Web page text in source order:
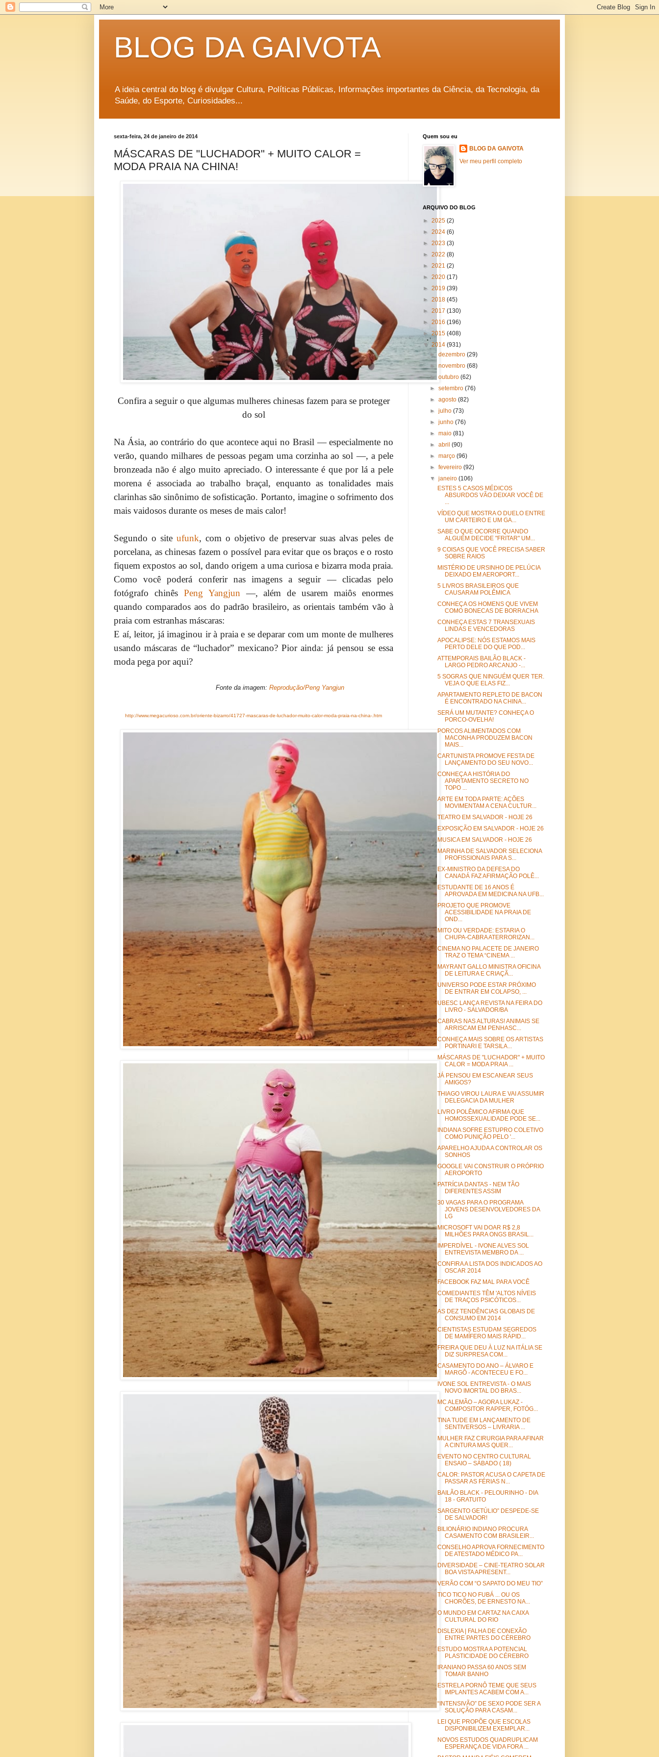
BLOG DA GAIVOTA
A ideia central do blog é divulgar Cultura, Políticas Públicas, Informações importantes da Ciência, da Tecnologia, da
Saúde, do Esporte, Curiosidades...
sexta-feira, 24 de janeiro de 2014
MÁSCARAS DE "LUCHADOR" + MUITO CALOR =
MODA PRAIA NA CHINA!
Confira a seguir o que algumas mulheres chinesas fazem para se proteger
do sol
Na Ásia, ao contrário do que acontece aqui no Brasil — especialmente no
verão, quando milhares de pessoas pegam uma corzinha ao sol —, a pele
bronzeada não é algo muito apreciado. O interessante é que por lá a pele
morena é associada ao trabalho braçal, enquanto as tonalidades mais
clarinhas são sinônimo de sofisticação. Portanto, imagine o sofrimento dos
mais vaidosos durante os meses de mais calor!
Segundo o site ufunk, com o objetivo de preservar suas alvas peles de
porcelana, as chinesas fazem o possível para evitar que os braços e o rosto
fiquem expostos ao sol, dando origem a uma curiosa e bizarra moda praia.
Como você poderá conferir nas imagens a seguir — clicadas pelo
fotógrafo chinês Peng Yangjun —, além de usarem maiôs enormes
quando comparados aos do padrão brasileiro, as orientais também vão à
praia com estranhas máscaras:
E aí, leitor, já imaginou ir à praia e se deparar com um monte de mulheres
usando máscaras de “luchador” mexicano? Pior ainda: já pensou se essa
moda pega por aqui?
Fonte da imagem: Reprodução/Peng Yangjun
http://www.megacurioso.com.br/oriente-bizarro/41727-mascaras-de-luchador-muito-calor-moda-praia-na-china-.htm
Quem sou eu
BLOG DA GAIVOTA
Ver meu perfil completo
ARQUIVO DO BLOG
► 2025 (2)
► 2024 (6)
► 2023 (3)
► 2022 (8)
► 2021 (2)
► 2020 (17)
► 2019 (39)
► 2018 (45)
► 2017 (130)
► 2016 (196)
►2015 (408)
▼ 2014 (931)
►dezembro(29)
►novembro(68)
►outubro(62)
►setembro(76)
►agosto(82)
►julho(73)
►junho(76)
►maio(81)
►abril(90)
►março(96)
►fevereiro(92)
▼janeiro(106)
ESTES 5 CASOS MÉDICOS
ABSURDOS VÃO DEIXAR VOCÊ DE
...
VÍDEO QUE MOSTRA O DUELO ENTRE
UM CARTEIRO E UM GA...
SABE O QUE OCORRE QUANDO
ALGUÉM DECIDE "FRITAR" UM...
9 COISAS QUE VOCÊ PRECISA SABER
SOBRE RAIOS
MISTÉRIO DE URSINHO DE PELÚCIA
DEIXADO EM AEROPORT...
5 LIVROS BRASILEIROS QUE
CAUSARAM POLÊMICA
CONHEÇA OS HOMENS QUE VIVEM
COMO BONECAS DE BORRACHA
CONHEÇA ESTAS 7 TRANSEXUAIS
LINDAS E VENCEDORAS
APOCALIPSE: NÓS ESTAMOS MAIS
PERTO DELE DO QUE POD...
ATTEMPORAIS BAILÃO BLACK -
LARGO PEDRO ARCANJO -...
5 SOGRAS QUE NINGUÉM QUER TER.
VEJA O QUE ELAS FIZ...
APARTAMENTO REPLETO DE BACON
É ENCONTRADO NA CHINA...
SERÁ UM MUTANTE? CONHEÇA O
PORCO-OVELHA!
PORCOS ALIMENTADOS COM
MACONHA PRODUZEM BACON
MAIS...
CARTUNISTA PROMOVE FESTA DE
LANÇAMENTO DO SEU NOVO...
CONHEÇA A HISTÓRIA DO
APARTAMENTO SECRETO NO
TOPO ...
ARTE EM TODA PARTE: AÇÕES
MOVIMENTAM A CENA CULTUR...
TEATRO EM SALVADOR - HOJE 26
EXPOSIÇÃO EM SALVADOR - HOJE 26
MUSICA EM SALVADOR - HOJE 26
MARINHA DE SALVADOR SELECIONA
PROFISSIONAIS PARA S...
EX-MINISTRO DA DEFESA DO
CANADÁ FAZ AFIRMAÇÃO POLÊ...
ESTUDANTE DE 16 ANOS É
APROVADA EM MEDICINA NA UFB...
PROJETO QUE PROMOVE
ACESSIBILIDADE NA PRAIA DE
OND...
MITO OU VERDADE: ESTARIA O
CHUPA-CABRA ATERRORIZAN...
CINEMA NO PALACETE DE JANEIRO
TRAZ O TEMA “CINEMA ...
MAYRANT GALLO MINISTRA OFICINA
DE LEITURA E CRIAÇÃ...
UNIVERSO PODE ESTAR PRÓXIMO
DE ENTRAR EM COLAPSO, ...
UBESC LANÇA REVISTA NA FEIRA DO
LIVRO - SALVADOR/BA
CABRAS NAS ALTURAS! ANIMAIS SE
ARRISCAM EM PENHASC...
CONHEÇA MAIS SOBRE OS ARTISTAS
PORTINARI E TARSILA...
MÁSCARAS DE "LUCHADOR" + MUITO
CALOR = MODA PRAIA ...
JÁ PENSOU EM ESCANEAR SEUS
AMIGOS?
THIAGO VIROU LAURA E VAI ASSUMIR
DELEGACIA DA MULHER
LIVRO POLÊMICO AFIRMA QUE
HOMOSSEXUALIDADE PODE SE...
INDIANA SOFRE ESTUPRO COLETIVO
COMO PUNIÇÃO PELO '...
APARELHO AJUDA A CONTROLAR OS
SONHOS
GOOGLE VAI CONSTRUIR O PRÓPRIO
AEROPORTO
PATRÍCIA DANTAS - NEM TÃO
DIFERENTES ASSIM
30 VAGAS PARA O PROGRAMA
JOVENS DESENVOLVEDORES DA
LG
MICROSOFT VAI DOAR R$ 2,8
MILHÕES PARA ONGS BRASIL...
IMPERDÍVEL - IVONE ALVES SOL
ENTREVISTA MEMBRO DA ...
CONFIRA A LISTA DOS INDICADOS AO
OSCAR 2014
FACEBOOK FAZ MAL PARA VOCÊ
COMEDIANTES TÊM 'ALTOS NÍVEIS
DE TRAÇOS PSICÓTICOS...
AS DEZ TENDÊNCIAS GLOBAIS DE
CONSUMO EM 2014
CIENTISTAS ESTUDAM SEGREDOS
DE MAMÍFERO MAIS RÁPID...
FREIRA QUE DEU À LUZ NA ITÁLIA SE
DIZ SURPRESA COM...
CASAMENTO DO ANO – ÁLVARO E
MARGÔ - ACONTECEU E FO...
IVONE SOL ENTREVISTA - O MAIS
NOVO IMORTAL DO BRAS...
MC ALEMÃO – AGORA LUKAZ -
COMPOSITOR RAPPER, FOTÓG...
TINA TUDE EM LANÇAMENTO DE
SENTIVERSOS – LIVRARIA ...
MULHER FAZ CIRURGIA PARA AFINAR
A CINTURA MAS QUER...
EVENTO NO CENTRO CULTURAL
ENSAIO – SÁBADO ( 18)
CALOR: PASTOR ACUSA O CAPETA DE
PASSAR AS FÉRIAS N...
BAILÃO BLACK - PELOURINHO - DIA
18 - GRATUITO
SARGENTO GETÚLIO” DESPEDE-SE
DE SALVADOR!
BILIONÁRIO INDIANO PROCURA
CASAMENTO COM BRASILEIR...
CONSELHO APROVA FORNECIMENTO
DE ATESTADO MÉDICO PA...
DIVERSIDADE – CINE-TEATRO SOLAR
BOA VISTA APRESENT...
VERÃO COM “O SAPATO DO MEU TIO”
TICO TICO NO FUBÁ ... OU OS
CHORÕES, DE ERNESTO NA...
O MUNDO EM CARTAZ NA CAIXA
CULTURAL DO RIO
DISLEXIA | FALHA DE CONEXÃO
ENTRE PARTES DO CÉREBRO
ESTUDO MOSTRA A POTENCIAL
PLASTICIDADE DO CÉREBRO
IRANIANO PASSA 60 ANOS SEM
TOMAR BANHO
ESTRELA PORNÔ TEME QUE SEUS
IMPLANTES ACABEM COM A...
“INTENSIVÃO” DE SEXO PODE SER A
SOLUÇÃO PARA CASAM...
LEI QUE PROPÕE QUE ESCOLAS
DISPONIBILIZEM EXEMPLAR...
NOVOS ESTUDOS QUADRUPLICAM
ESPERANÇA DE VIDA FORA ...